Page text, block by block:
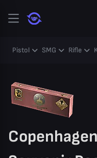
Pistol SMG Rifle